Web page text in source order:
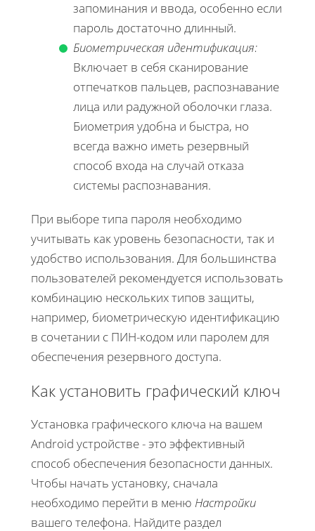
запоминания и ввода, особенно если
пароль достаточно длинный.
Биометрическая идентификация:
Включает в себя сканирование
отпечатков пальцев, распознавание
лица или радужной оболочки глаза.
Биометрия удобна и быстра, но
всегда важно иметь резервный
способ входа на случай отказа
системы распознавания.
При выборе типа пароля необходимо
учитывать как уровень безопасности, так и
удобство использования. Для большинства
пользователей рекомендуется использовать
комбинацию нескольких типов защиты,
например, биометрическую идентификацию
в сочетании с ПИН-кодом или паролем для
обеспечения резервного доступа.
Как установить графический ключ
Установка графического ключа на вашем
Android устройстве - это эффективный
способ обеспечения безопасности данных.
Чтобы начать установку, сначала
необходимо перейти в меню Настройки
вашего телефона. Найдите раздел